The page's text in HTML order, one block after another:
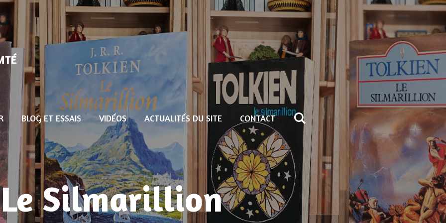
BLOG ET ESSAIS VIDÉOS ACTUALITÉS DU SITE CONTACT
Le Silmarillion